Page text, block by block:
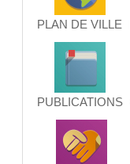
PLAN DE VILLE
PUBLICATIONS